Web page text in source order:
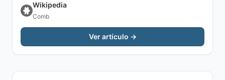
Wikipedia
Comb
Ver artículo →